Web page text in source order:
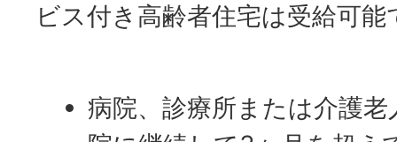
ビス付き高齢者住宅は受給可能
病院、診療所または介護